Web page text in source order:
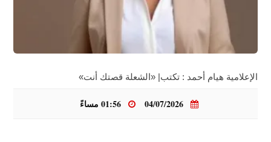
الإعلامية هيام أحمد : تكتب| «الشعلة قصتك أنت»